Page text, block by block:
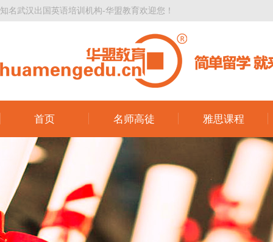
知名武汉出国英语培训机构-华盟教育欢迎您！
首页 名师高徒 雅思课程